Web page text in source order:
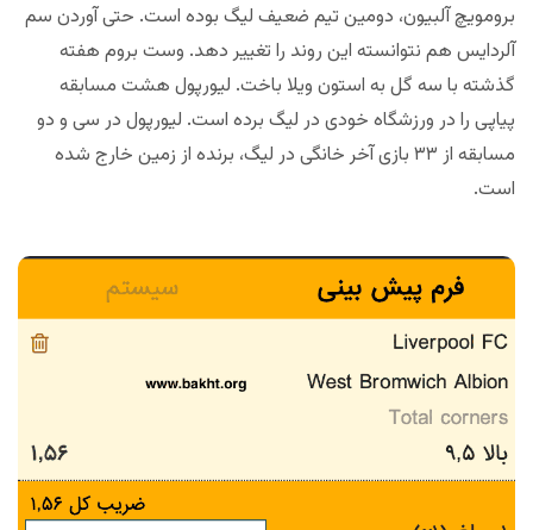
برومویچ آلبیون، دومین تیم ضعیف لیگ بوده است. حتی آوردن سم
آلردایس هم نتوانسته این روند را تغییر دهد. وست بروم هفته
گذشته با سه گل به استون ویلا باخت. لیورپول هشت مسابقه
پیاپی را در ورزشگاه خودی در لیگ برده است. لیورپول در سی و دو
مسابقه از ۳۳ بازی آخر خانگی در لیگ، برنده از زمین خارج شده
است.